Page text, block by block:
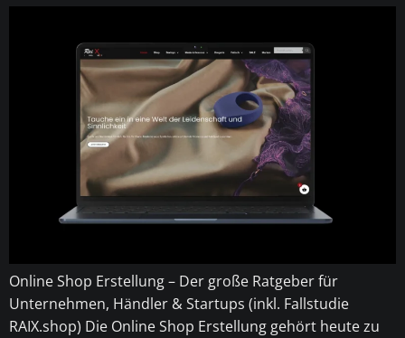
Online Shop Erstellung – Der große Ratgeber für
Unternehmen, Händler & Startups (inkl. Fallstudie
RAIX.shop) Die Online Shop Erstellung gehört heute zu